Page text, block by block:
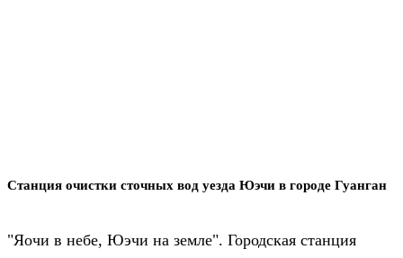
Станция очистки сточных вод уезда Юэчи в городе Гуанган
"Яочи в небе, Юэчи на земле". Городская станция